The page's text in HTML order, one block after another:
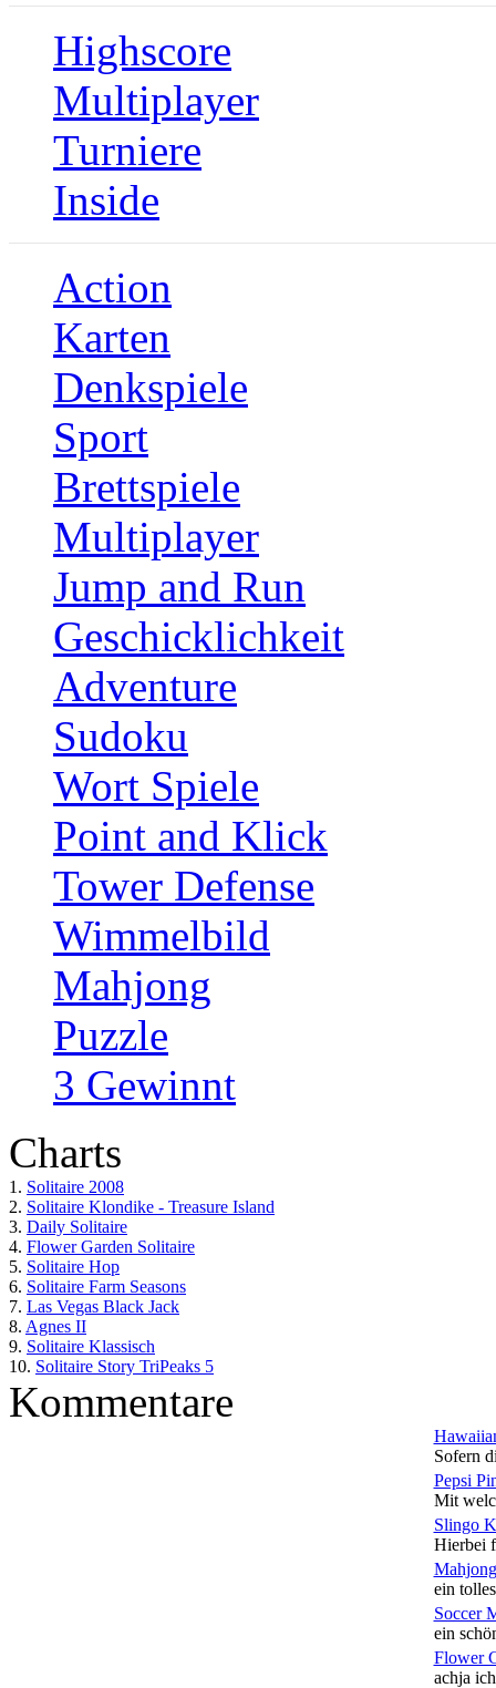
Highscore
Multiplayer
Turniere
Inside
Action
Karten
Denkspiele
Sport
Brettspiele
Multiplayer
Jump and Run
Geschicklichkeit
Adventure
Sudoku
Wort Spiele
Point and Klick
Tower Defense
Wimmelbild
Mahjong
Puzzle
3 Gewinnt
Charts
1. Solitaire 2008
2. Solitaire Klondike - Treasure Island
3. Daily Solitaire
4. Flower Garden Solitaire
5. Solitaire Hop
6. Solitaire Farm Seasons
7. Las Vegas Black Jack
8. Agnes II
9. Solitaire Klassisch
10. Solitaire Story TriPeaks 5
Kommentare
Sofern
Pepsi
Mit
Slingo
Hierbei
ein
Soccer
ein
Flower
achja